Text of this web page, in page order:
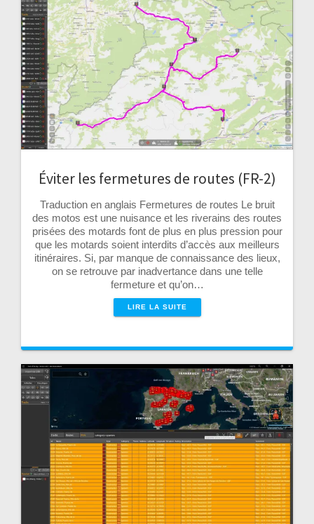
Éviter les fermetures de routes (FR-2)
Traduction en anglais Fermetures de routes Le bruit
des motos est une nuisance et les riverains des routes
prisées des motards font de plus en plus pression pour
que les motards soient interdits d’accès aux meilleurs
itinéraires. Si, par manque de connaissance des lieux,
on se retrouve par inadvertance dans une telle
fermeture et qu’on…
LIRE LA SUITE